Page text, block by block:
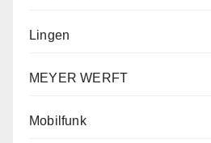
Lingen
MEYER WERFT
Mobilfunk